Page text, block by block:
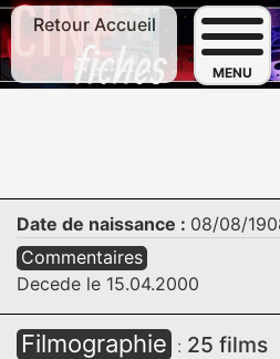
Retour Accueil
MENU
Date de naissance : 08/08/
Commentaires
Decede le 15.04.2000
Filmographie : 25 films